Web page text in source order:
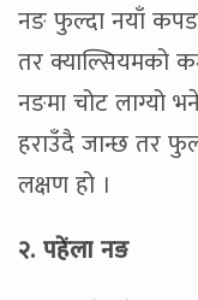
नङ फुल्दा नयाँ
तर क्याल्सियमको
नङमा चोट लाग्यो
हराउँदै जान्छ तर
लक्षण हो ।
२. पहेंला नङ